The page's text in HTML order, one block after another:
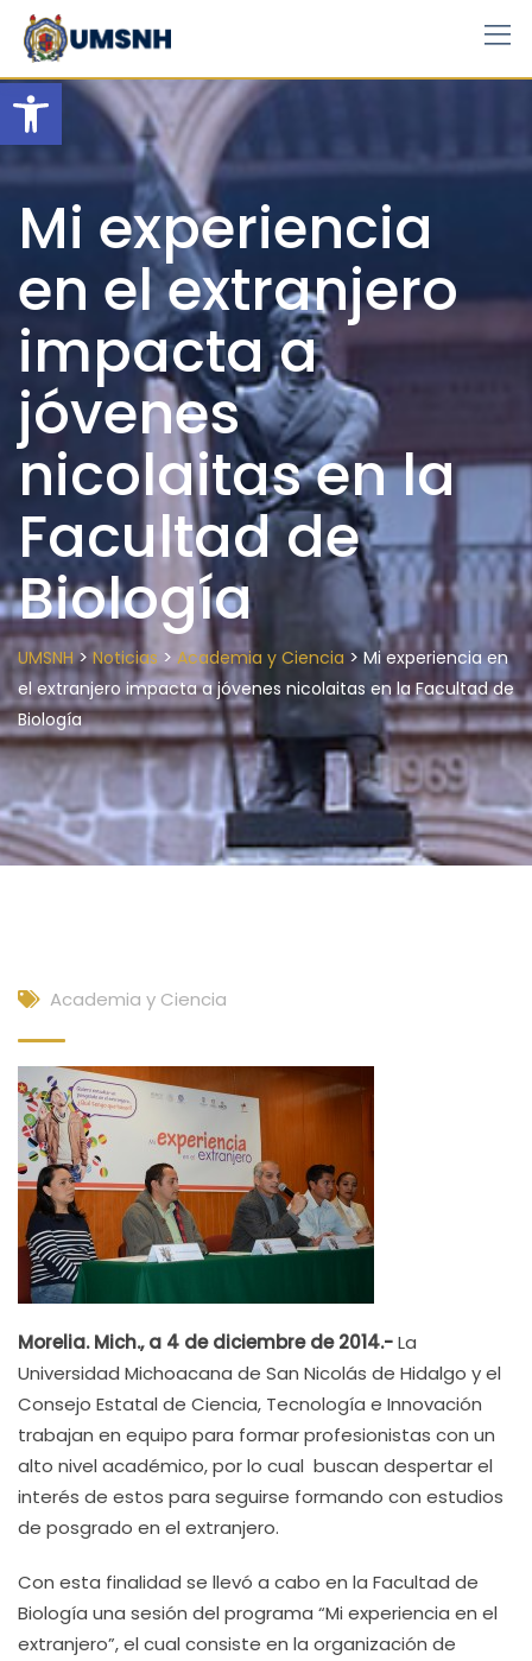
Open toolbar
Skip
content
Mi experiencia
en el extranjero
impacta a
jóvenes
nicolaitas en la
Facultad de
Biología
UMSNH> Noticias > Academia y Ciencia >Mi experiencia en
el extranjero impacta a jóvenes nicolaitas en la Facultad de
Biología
Academia y Ciencia
Morelia. Mich., a 4 de diciembre de 2014.-La
Universidad Michoacana de San Nicolás de Hidalgo y el
Consejo Estatal de Ciencia, Tecnología e Innovación
trabajan en equipo para formar profesionistas con un
alto nivel académico, por lo cual buscan despertar el
interés de estos para seguirse formando con estudios
de posgrado en el extranjero.
Con esta finalidad se llevó a cabo en la Facultad de
Biología una sesión del programa “Mi experiencia en el
extranjero”, el cual consiste en la organización de